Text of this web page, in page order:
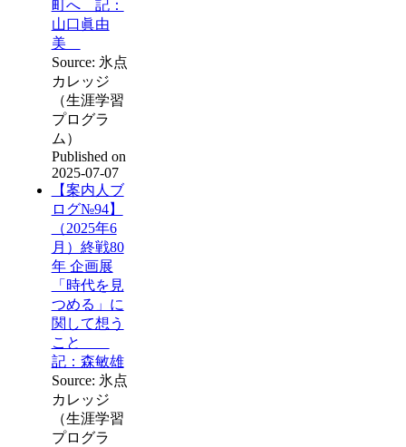
町へ 記：
山口眞由
美
Source: 氷点
カレッジ
（生涯学習
プログラ
ム）
Published on
2025-07-07
【案内人ブ
ログ№94】
（2025年6
月）終戦80
年 企画展
「時代を見
つめる」に
関して想う
こと
記：森敏雄
Source: 氷点
カレッジ
（生涯学習
プログラ